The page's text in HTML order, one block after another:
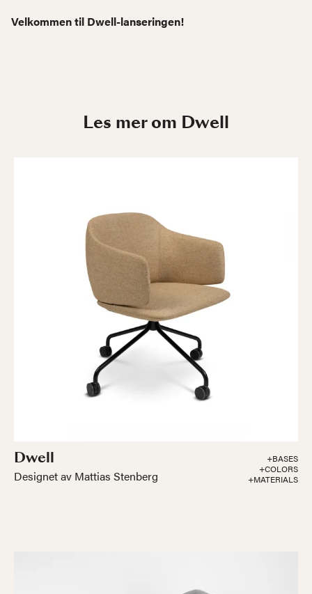
Velkommen til Dwell-lanseringen!
Les mer om Dwell
Dwell
Designet av Mattias Stenberg
+BASES
+COLORS
+MATERIALS